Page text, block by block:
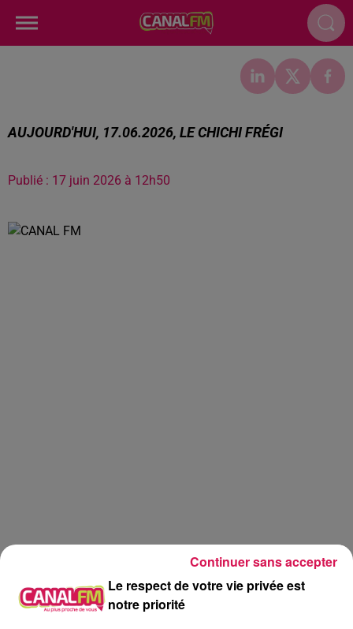
AUJOURD'HUI, 17.06.2026, LE CHICHI FRÉGI
Publié : 17 juin 2026 à 12h50
Le respect de votre vie privée est
notre priorité
Continuer sans accepter